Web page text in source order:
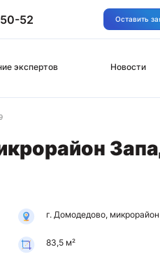
52 Оставить
экспертов Новости
г. Домодедово,
83,5 м²